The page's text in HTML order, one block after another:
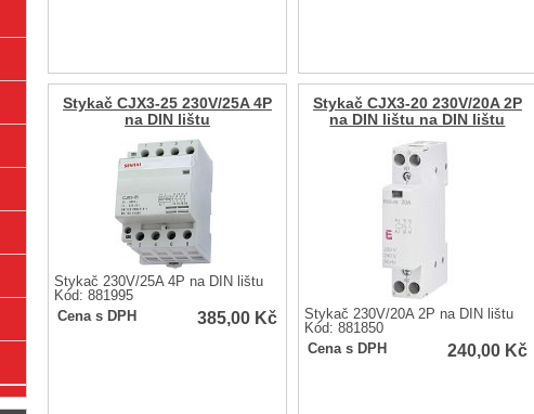
Stykač CJX3-25 230V/25A 4P
na DIN lištu
Stykač 230V/25A 4P na DIN lištu
Kód: 881995
Cena s DPH
385,00 Kč
Stykač CJX3-20 230V/20A 2P
na DIN lištu na DIN lištu
Stykač 230V/20A 2P na DIN lištu
Kód: 881850
Cena s DPH
240,00 Kč